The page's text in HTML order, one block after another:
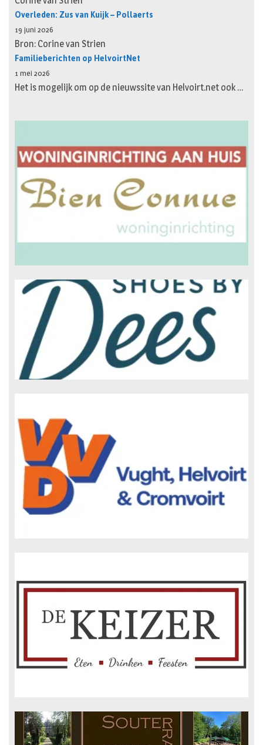
Overleden: Zus van Kuijk – Pollaerts
19 juni 2026
Bron: Corine van Strien
Familieberichten op HelvoirtNet
1 mei 2026
Het is mogelijk om op de nieuwssite van Helvoirt.net ook …